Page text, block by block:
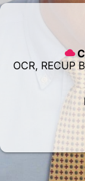
OCR, RECUP